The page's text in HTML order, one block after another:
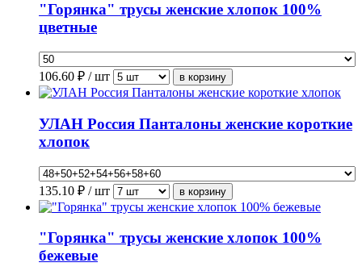
"Горянка" трусы женские хлопок 100%
цветные
106.60 ₽ / шт
УЛАН Россия Панталоны женские короткие
хлопок
135.10 ₽ / шт
"Горянка" трусы женские хлопок 100%
бежевые